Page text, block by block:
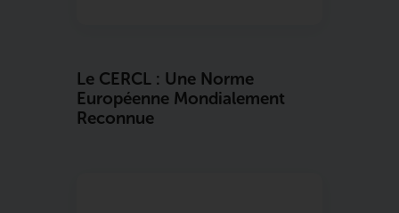
Le CERCL : Une Norme
Européenne Mondialement
Reconnue